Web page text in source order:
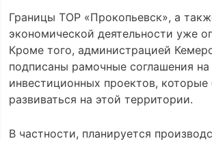
Границы ТОР «Прокопьевск», а
экономической деятельности уже
Кроме того, администрацией
подписаны рамочные соглашения на
инвестиционных проектов, которые
развиваться на этой территории.
В частности, планируется